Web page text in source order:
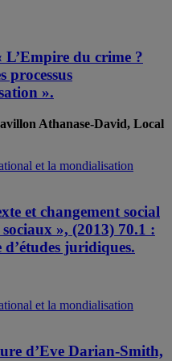
L’Empire du crime ?
processus
».
Athanase-David, Local
et changement social
», (2013) 70.1 :
juridiques.
d’Eve Darian-Smith,